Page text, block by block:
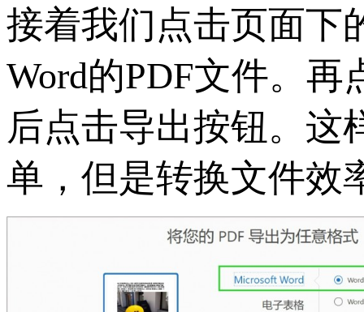
接着我们点击页面下
Word的PDF文件。
后点击导出按钮。这
单，但是转换文件效